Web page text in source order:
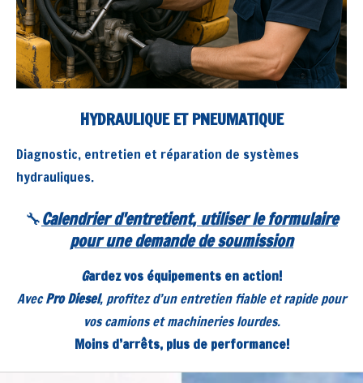
HYDRAULIQUE ET PNEUMATIQUE
Diagnostic, entretien et réparation de systèmes
hydrauliques.
🔧Calendrier d'entretient, utiliser le formulaire
pour une demande de soumission
Gardez vos équipements en action!
AvecPro Diesel, profitez d’un entretien fiable et rapide pour
vos camions et machineries lourdes.
Moins d’arrêts, plus de performance!